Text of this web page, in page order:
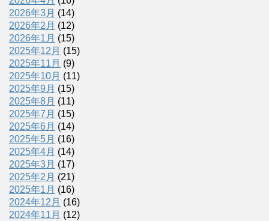
2026年3月 (14)
2026年2月 (12)
2026年1月 (15)
2025年12月 (15)
2025年11月 (9)
2025年10月 (11)
2025年9月 (15)
2025年8月 (11)
2025年7月 (15)
2025年6月 (14)
2025年5月 (16)
2025年4月 (14)
2025年3月 (17)
2025年2月 (21)
2025年1月 (16)
2024年12月 (16)
2024年11月 (12)